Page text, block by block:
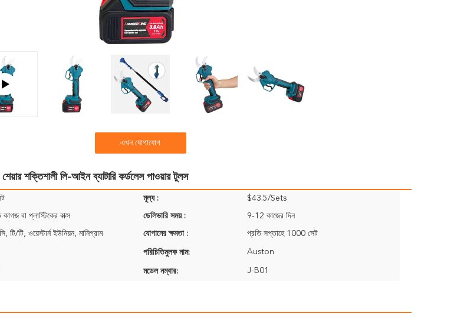
এখন যোগাযোগ
শক্তিশালী লি-আইন ব্যাটারি কর্ডলেস পাওয়ার টুলস
মূল্য : $43.5/Sets
বা প্লাস্টিকের বাক্স ডেলিভারি সময় : 9-12 কাজের দিন
টি/টি, ওয়েস্টার্ন ইউনিয়ন, মানিগ্রাম যোগানের ক্ষমতা : প্রতি সপ্তাহে 1000 সেট
পরিচিতিমুলক নাম: Auston
মডেল নম্বার: J-B01